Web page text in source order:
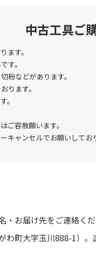
中古工具ご
ます。
す。
粉などがあります。
ります。
。
ご容赦願います。
キャンセルでお願いして
お届け先をご連絡くだ
わ町大字玉川888-1）